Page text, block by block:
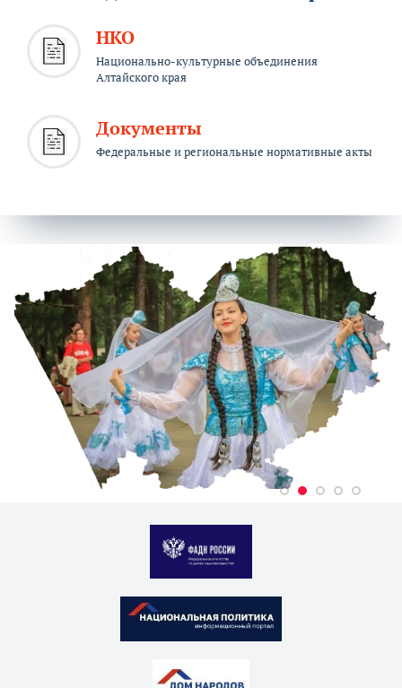
НКО
Национально-культурные объединения
Алтайского края
Документы
Федеральные и региональные нормативные акты